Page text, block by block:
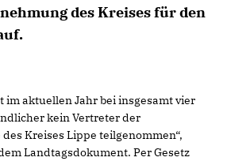
des Kreises für den
aktuellen Jahr bei insgesamt vier
kein Vertreter der
Kreises Lippe teilgenommen“,
Landtagsdokument. Per Gesetz